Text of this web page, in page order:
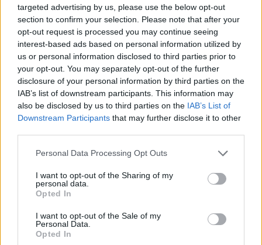
targeted advertising by us, please use the below opt-out
section to confirm your selection. Please note that after your
opt-out request is processed you may continue seeing
interest-based ads based on personal information utilized by
us or personal information disclosed to third parties prior to
your opt-out. You may separately opt-out of the further
disclosure of your personal information by third parties on the
IAB’s list of downstream participants. This information may
also be disclosed by us to third parties on the IAB’s List of
Downstream Participants that may further disclose it to other
Please note that this website/app uses one or more Google
not limited to your visit or usage behaviour. You may click to
grant or deny consent to Google and its third-party tags to
use your data for below specified purposes in below Google
consent section.
Personal Data Processing Opt Outs
I want to opt-out of the Sharing of my
personal data.
Opted In
I want to opt-out of the Sale of my
Personal Data.
Opted In
Εριέττα Κούρκουλου: Τα φιλιά με τον Βύρωνα
Βασιλειάδη στις διακοπές τους και τα γενέθλια
– «Καμία στιγμή ευτυχίας δεδομένη»
08.08.2026